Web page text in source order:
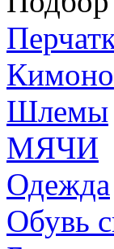
Кимоно
Шлемы
МЯЧИ
Одежда
Обувь